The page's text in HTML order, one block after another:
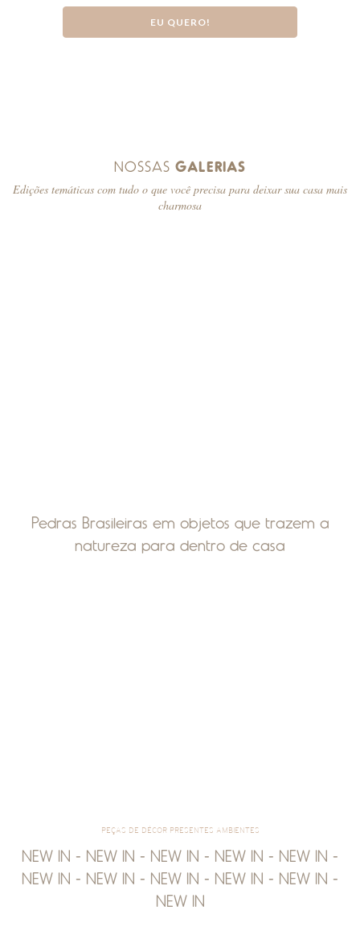
EU QUERO!
NOSSAS GALERIAS
Edições temáticas com tudo o que você precisa para deixar sua casa mais
charmosa
Pedras Brasileiras em objetos que trazem a
natureza para dentro de casa
PEÇAS DE DÉCOR PRESENTES AMBIENTES
NEW IN - NEW IN - NEW IN - NEW IN - NEW IN -
NEW IN - NEW IN - NEW IN - NEW IN - NEW IN -
NEW IN